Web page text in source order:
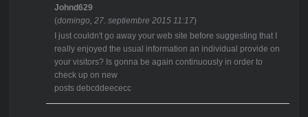
Johnd629
(domingo, 27. septiembre 2015 11:17)
I just couldn't go away your web site before suggesting that I
really enjoyed the usual information an individual provide on
your visitors? Is gonna be again continuously in order to
check up on new
posts debcddeececc